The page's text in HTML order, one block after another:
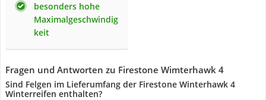
besonders hohe
Maximalgeschwindig
keit
Fragen und Antworten zu Firestone Wimterhawk 4
Sind Felgen im Lieferumfang der Firestone Winterhawk 4
Winterreifen enthalten?